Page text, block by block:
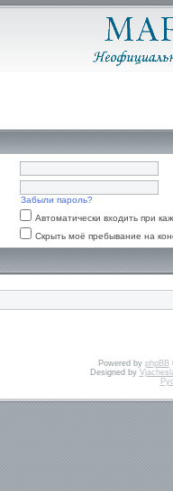
Забыли пароль?
Автоматически входить при
Скрыть моё пребывание на
Powered by phpBB
Designed by